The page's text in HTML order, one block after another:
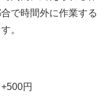
で時間外に作業する
。
円